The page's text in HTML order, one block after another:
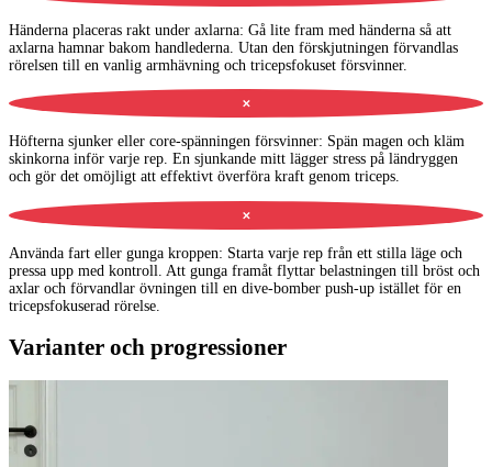
Händerna placeras rakt under axlarna: Gå lite fram med händerna så att
axlarna hamnar bakom handlederna. Utan den förskjutningen förvandlas
rörelsen till en vanlig armhävning och tricepsfokuset försvinner.
✕
Höfterna sjunker eller core-spänningen försvinner: Spän magen och kläm
skinkorna inför varje rep. En sjunkande mitt lägger stress på ländryggen
och gör det omöjligt att effektivt överföra kraft genom triceps.
✕
Använda fart eller gunga kroppen: Starta varje rep från ett stilla läge och
pressa upp med kontroll. Att gunga framåt flyttar belastningen till bröst och
axlar och förvandlar övningen till en dive-bomber push-up istället för en
tricepsfokuserad rörelse.
Varianter och progressioner